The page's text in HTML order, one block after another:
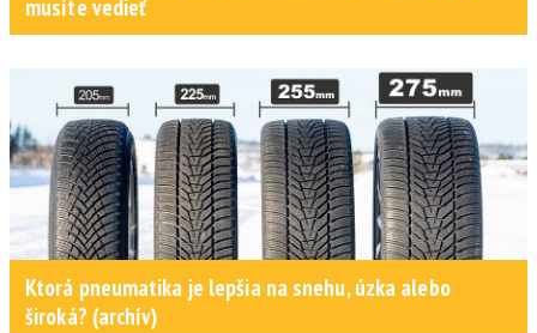
musíte vedieť
Ktorá pneumatika je lepšia na snehu, úzka alebo
široká? (archív)